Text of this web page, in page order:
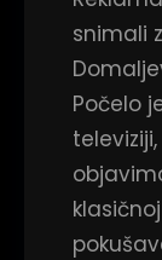
snimali
Počelo